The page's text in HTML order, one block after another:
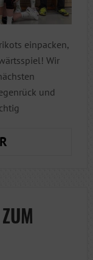
einpacken,
Wir
und
AUSWÄRTS